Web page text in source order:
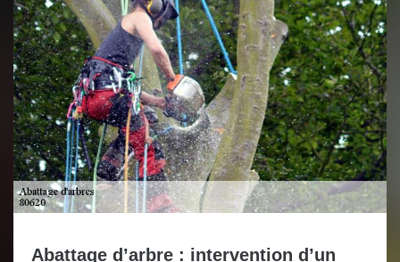
Abattage d’arbre : intervention d’un